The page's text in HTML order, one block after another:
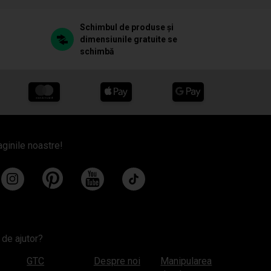
Schimbul de produse și
dimensiunile gratuite se
schimbă
noastre!
ajutor?
GTC Despre noi
Manipularea